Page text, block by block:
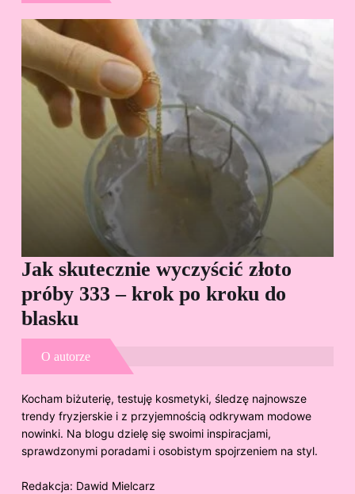
Jak skutecznie wyczyścić złoto
próby 333 – krok po kroku do
blasku
O autorze
Kocham biżuterię, testuję kosmetyki, śledzę najnowsze
trendy fryzjerskie i z przyjemnością odkrywam modowe
nowinki. Na blogu dzielę się swoimi inspiracjami,
sprawdzonymi poradami i osobistym spojrzeniem na styl.
Redakcja: Dawid Mielcarz